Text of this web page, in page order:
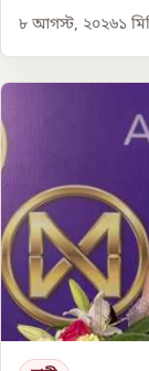
৮ আগস্ট, ২০২৬১